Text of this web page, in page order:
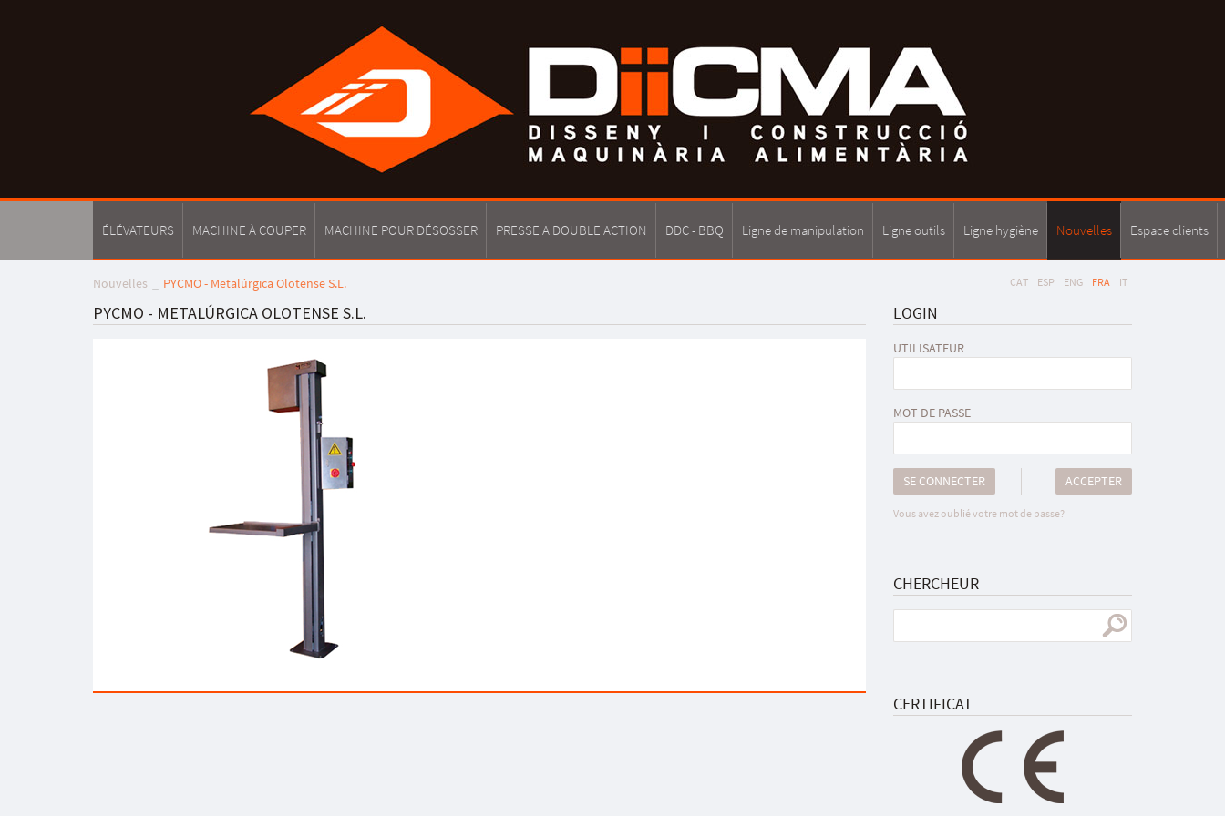
ÉLÉVATEURS MACHINE À COUPER MACHINE POUR DÉSOSSER PRESSE A DOUBLE ACTION DDC - BBQ Ligne de manipulation Ligne outils Ligne hygiène Nouvelles Espace clients
Nouvelles PYCMO - Metalúrgica Olotense S.L. CAT ESP ENG FRA IT
LOGIN
UTILISATEUR
MOT DE PASSE
ACCEPTER
SE CONNECTER
Vous avez oublié votre mot de passe?
CHERCHEUR
CERTIFICAT
PYCMO - METALÚRGICA OLOTENSE S.L.